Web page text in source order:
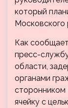
который
Московского
Как
пресс-
области,
органами
сторонником
ячейку с